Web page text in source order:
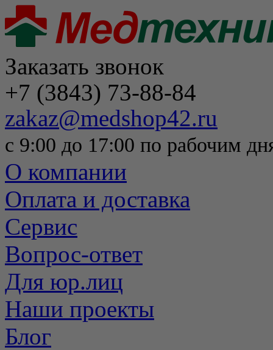
Заказать звонок
+7 (3843) 73-88-84
zakaz@medshop42.ru
с 9:00 до 17:00 по рабочим
О компании
Оплата и доставка
Сервис
Вопрос-ответ
Для юр.лиц
Наши проекты
Блог